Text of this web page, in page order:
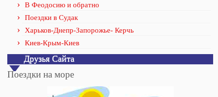
В Феодосию и обратно
Поездки в Судак
Харьков-Днепр-Запорожье- Керчь
Киев-Крым-Киев
Друзья Сайта
Поездки на море